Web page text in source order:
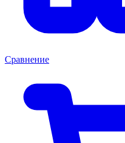
Сравнение